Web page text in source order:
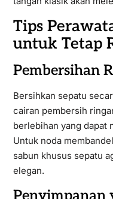
Tips
untuk Tetap
Pembersihan
Bersihkan sepatu
cairan pembersih
berlebihan yang dapat
Untuk noda
sabun khusus sepatu
elegan.